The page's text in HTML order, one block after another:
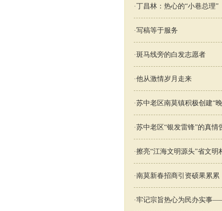
·丁昌林：热心的“小巷总理”
·写稿等于服务
·斑马线旁的白发志愿者
·他从激情岁月走来
·苏中老区南莫镇积极创建“
·苏中老区“银发雷锋”的真情
·擦亮“江海文明源头”省文明
·南莫新春招商引资硕果累累
·牢记宗旨热心为民办实事